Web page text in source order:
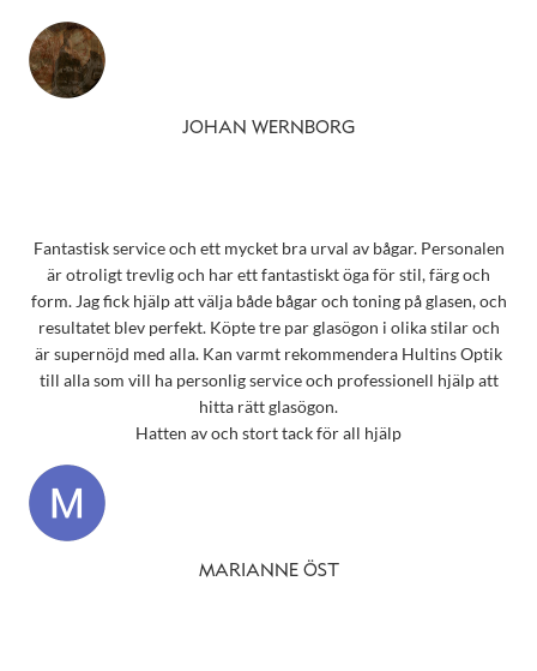
JOHAN WERNBORG
Fantastisk service och ett mycket bra urval av bågar. Personalen
är otroligt trevlig och har ett fantastiskt öga för stil, färg och
form. Jag fick hjälp att välja både bågar och toning på glasen, och
resultatet blev perfekt. Köpte tre par glasögon i olika stilar och
är supernöjd med alla. Kan varmt rekommendera Hultins Optik
till alla som vill ha personlig service och professionell hjälp att
hitta rätt glasögon.
Hatten av och stort tack för all hjälp
MARIANNE ÖST